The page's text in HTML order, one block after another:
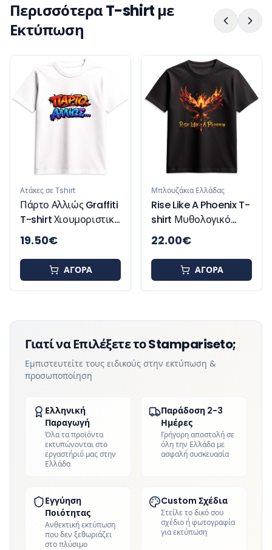
Περισσότερα T-shirt με
Εκτύπωση
σε Tshirt
Αλλιώς Graffiti
Χιουμοριστικό
€
ΑΓΟΡΑ
Μπλουζάκια Ελλάδας
Rise Like A Phoenix T-
shirt Μυθολογικό
Μπλουζάκι
Έμπνευσης και
Δύναμης
€
ΑΓΟΡΑ
Γιατί να Επιλέξετε το Stampariseto;
Εμπιστευτείτε τους ειδικούς στην εκτύπωση &
προσωποποίηση
Ελληνική
Παραγωγή
Όλα τα προϊόντα
εκτυπώνονται στο
εργαστήριό μας στην
Ελλάδα
Παράδοση 2-3
Ημέρες
Γρήγορη αποστολή σε
όλη την Ελλάδα με
ασφαλή συσκευασία
Εγγύηση
Ποιότητας
Ανθεκτική εκτύπωση
που δεν ξεθωριάζει
στο πλύσιμο
Custom Σχέδια
Στείλε το δικό σου
σχέδιο ή φωτογραφία
για εκτύπωση